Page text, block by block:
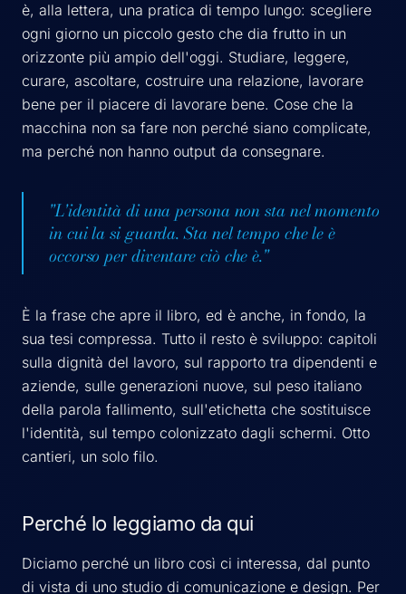
è, alla lettera, una pratica di tempo lungo: scegliere
ogni giorno un piccolo gesto che dia frutto in un
orizzonte più ampio dell'oggi. Studiare, leggere,
curare, ascoltare, costruire una relazione, lavorare
bene per il piacere di lavorare bene. Cose che la
macchina non sa fare non perché siano complicate,
ma perché non hanno output da consegnare.
"L'identità di una persona non sta nel momento
in cui la si guarda. Sta nel tempo che le è
occorso per diventare ciò che è."
È la frase che apre il libro, ed è anche, in fondo, la
sua tesi compressa. Tutto il resto è sviluppo: capitoli
sulla dignità del lavoro, sul rapporto tra dipendenti e
aziende, sulle generazioni nuove, sul peso italiano
della parola fallimento, sull'etichetta che sostituisce
l'identità, sul tempo colonizzato dagli schermi. Otto
cantieri, un solo filo.
Perché lo leggiamo da qui
Diciamo perché un libro così ci interessa, dal punto
di vista di uno studio di comunicazione e design. Per